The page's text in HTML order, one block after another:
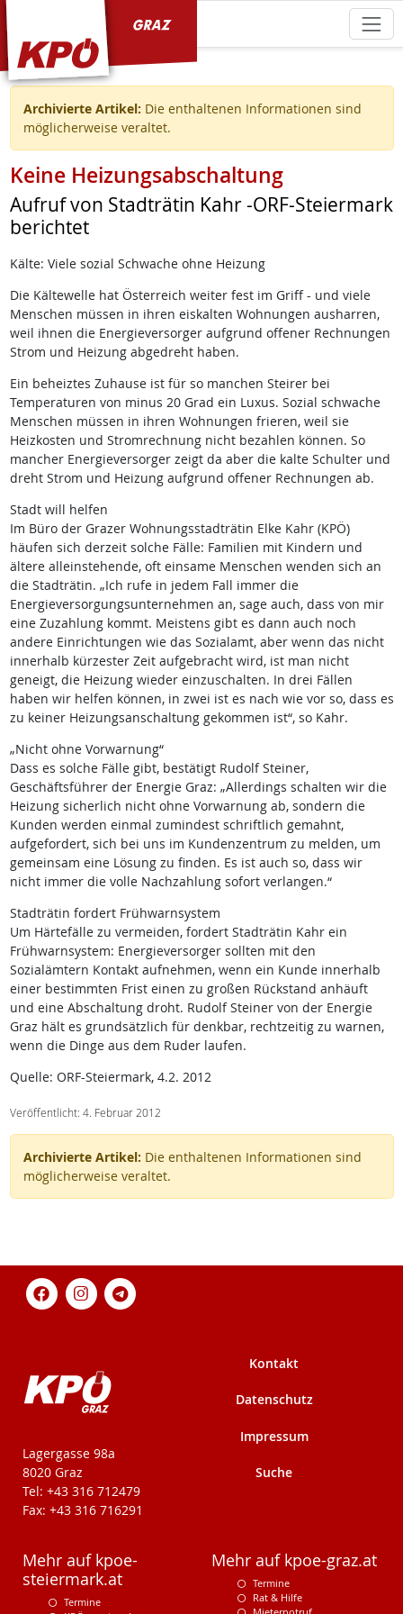
Archivierte Artikel: Die enthaltenen Informationen sind
möglicherweise veraltet.
Keine Heizungsabschaltung
Aufruf von Stadträtin Kahr -ORF-Steiermark
berichtet
Kälte: Viele sozial Schwache ohne Heizung
Die Kältewelle hat Österreich weiter fest im Griff - und viele
Menschen müssen in ihren eiskalten Wohnungen ausharren,
weil ihnen die Energieversorger aufgrund offener Rechnungen
Strom und Heizung abgedreht haben.
Ein beheiztes Zuhause ist für so manchen Steirer bei
Temperaturen von minus 20 Grad ein Luxus. Sozial schwache
Menschen müssen in ihren Wohnungen frieren, weil sie
Heizkosten und Stromrechnung nicht bezahlen können. So
mancher Energieversorger zeigt da aber die kalte Schulter und
dreht Strom und Heizung aufgrund offener Rechnungen ab.
Stadt will helfen
Im Büro der Grazer Wohnungsstadträtin Elke Kahr (KPÖ)
häufen sich derzeit solche Fälle: Familien mit Kindern und
ältere alleinstehende, oft einsame Menschen wenden sich an
die Stadträtin. „Ich rufe in jedem Fall immer die
Energieversorgungsunternehmen an, sage auch, dass von mir
eine Zuzahlung kommt. Meistens gibt es dann auch noch
andere Einrichtungen wie das Sozialamt, aber wenn das nicht
innerhalb kürzester Zeit aufgebracht wird, ist man nicht
geneigt, die Heizung wieder einzuschalten. In drei Fällen
haben wir helfen können, in zwei ist es nach wie vor so, dass es
zu keiner Heizungsanschaltung gekommen ist“, so Kahr.
„Nicht ohne Vorwarnung“
Dass es solche Fälle gibt, bestätigt Rudolf Steiner,
Geschäftsführer der Energie Graz: „Allerdings schalten wir die
Heizung sicherlich nicht ohne Vorwarnung ab, sondern die
Kunden werden einmal zumindest schriftlich gemahnt,
aufgefordert, sich bei uns im Kundenzentrum zu melden, um
gemeinsam eine Lösung zu finden. Es ist auch so, dass wir
nicht immer die volle Nachzahlung sofort verlangen.“
Stadträtin fordert Frühwarnsystem
Um Härtefälle zu vermeiden, fordert Stadträtin Kahr ein
Frühwarnsystem: Energieversorger sollten mit den
Sozialämtern Kontakt aufnehmen, wenn ein Kunde innerhalb
einer bestimmten Frist einen zu großen Rückstand anhäuft
und eine Abschaltung droht. Rudolf Steiner von der Energie
Graz hält es grundsätzlich für denkbar, rechtzeitig zu warnen,
wenn die Dinge aus dem Ruder laufen.
Quelle: ORF-Steiermark, 4.2. 2012
Veröffentlicht: 4. Februar 2012
Archivierte Artikel: Die enthaltenen Informationen sind
möglicherweise veraltet.
KPÖ-Steiermark
Lagergasse 98a
8020 Graz
Tel: +43 316 712479
Fax: +43 316 716291
Kontakt
Datenschutz
Impressum
Suche
Mehr auf kpoe-
steiermark.at
Termine
Mehr auf kpoe-graz.at
Termine
Rat & Hilfe